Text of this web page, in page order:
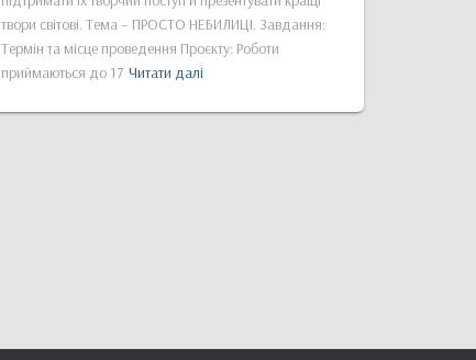
твори світові. Тема – ПРОСТО НЕБИЛИЦІ. Завдання:
Термін та місце проведення Проєкту: Роботи
приймаються до 17 Читати далі